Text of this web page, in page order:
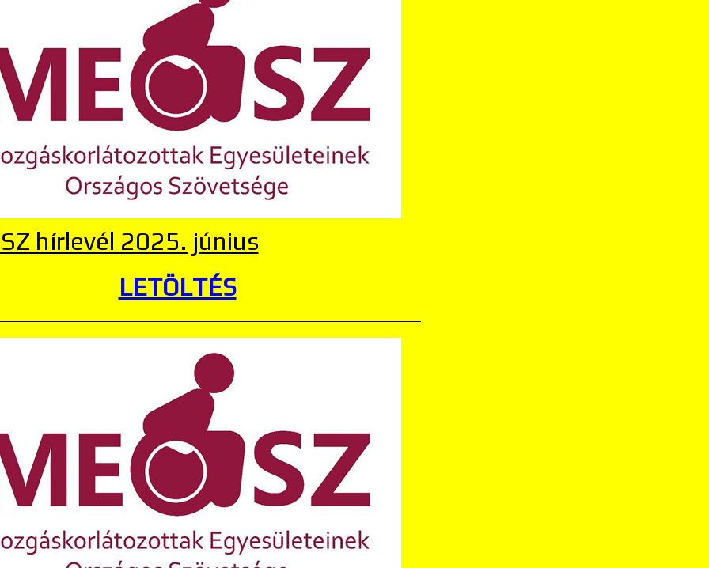
hírlevél 2025. június
LETÖLTÉS